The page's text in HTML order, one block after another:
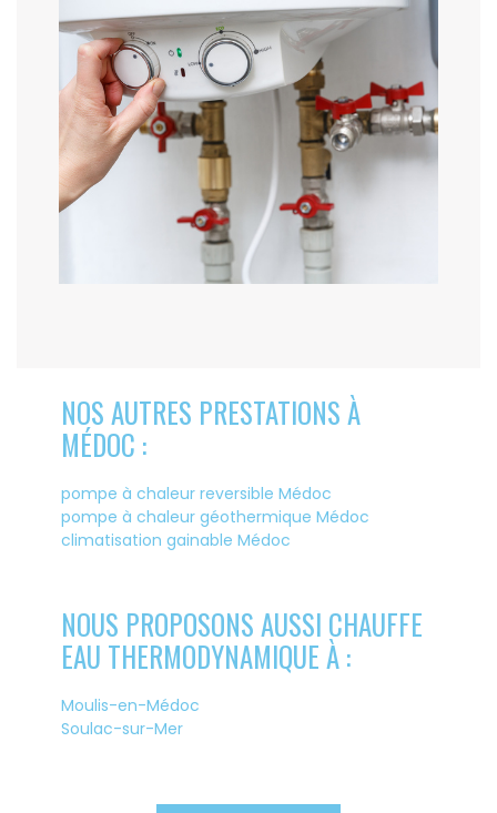
NOS AUTRES PRESTATIONS À
MÉDOC :
pompe à chaleur reversible Médoc
pompe à chaleur géothermique Médoc
climatisation gainable Médoc
NOUS PROPOSONS AUSSI CHAUFFE
EAU THERMODYNAMIQUE À :
Moulis-en-Médoc
Soulac-sur-Mer